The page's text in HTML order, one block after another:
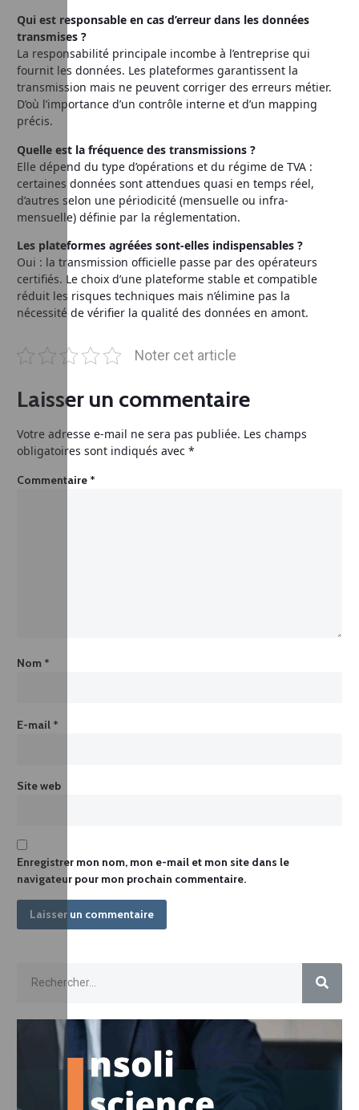
Qui est responsable en cas d’erreur dans les données
transmises ?
La responsabilité principale incombe à l’entreprise qui
fournit les données. Les plateformes garantissent la
transmission mais ne peuvent corriger des erreurs métier.
D’où l’importance d’un contrôle interne et d’un mapping
précis.
Quelle est la fréquence des transmissions ?
Elle dépend du type d’opérations et du régime de TVA :
certaines données sont attendues quasi en temps réel,
d’autres selon une périodicité (mensuelle ou infra-
mensuelle) définie par la réglementation.
Les plateformes agréées sont-elles indispensables ?
Oui : la transmission officielle passe par des opérateurs
certifiés. Le choix d’une plateforme stable et compatible
réduit les risques techniques mais n’élimine pas la
nécessité de vérifier la qualité des données en amont.
Noter cet article
Laisser un commentaire
Votre adresse e-mail ne sera pas publiée. Les champs
obligatoires sont indiqués avec *
Commentaire *
Nom *
E-mail *
Site web
Enregistrer mon nom, mon e-mail et mon site dans le
navigateur pour mon prochain commentaire.